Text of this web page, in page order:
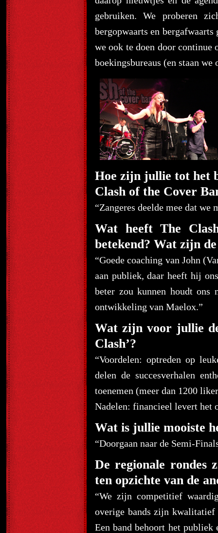
gebruiken. We proberen
bergopwaarts en
we ook te doen door continue
boekingsbureaus (en staan
Hoe zijn jullie tot het
Clash of the Cover
“Zangeres deelde mee dat
Wat heeft The
betekend? Wat zijn
“Goede coaching van John
aan publiek, daar heeft hij
beter zou kunnen houdt ons
ontwikkeling van Maelox.”
Wat zijn voor jullie
Clash’?
“Voordelen: optreden op
delen de succesverhalen
toenemen (meer dan 1200
Nadelen: financieel levert het
Wat is jullie mooiste
“Doorgaan naar de Semi-
De regionale rondes
ten opzichte van de
“We zijn competitief
overige bands zijn kwalitatief
Een band behoort het publiek